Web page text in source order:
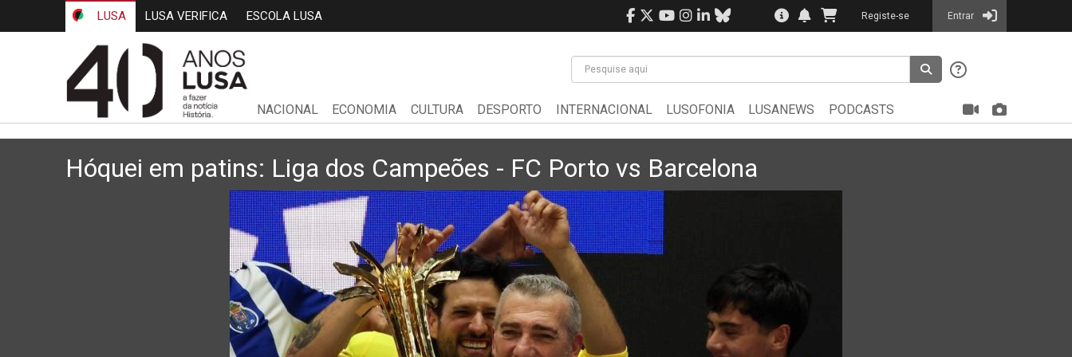
LUSA LUSA VERIFICA ESCOLA LUSA Registe-se Entrar
NACIONAL ECONOMIA CULTURA DESPORTO INTERNACIONAL LUSOFONIA LUSANEWS PODCASTS
Hóquei em patins: Liga dos Campeões - FC Porto vs Barcelona